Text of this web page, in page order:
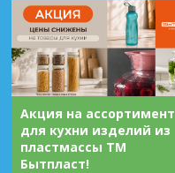
Акция на ассортимент
для кухни изделий из
пластмассы ТМ
Бытпласт!